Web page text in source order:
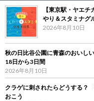
【東京駅・ヤエ
やり＆スタミナグ
2026年8月10日
秋の日比谷公園に青森のおい
18日から3日間
2026年8月10日
クラゲに刺されたらどうする？
おこう